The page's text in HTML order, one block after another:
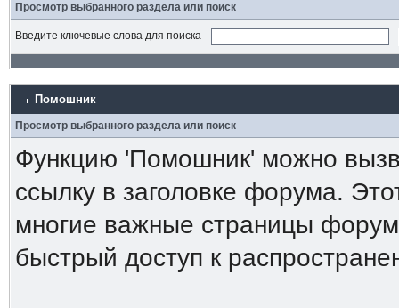
Просмотр выбранного раздела или поиск
Введите ключевые слова для поиска
Помошник
Просмотр выбранного раздела или поиск
Функцию 'Помошник' можно
ссылку в заголовке форума.
многие важные страницы
быстрый доступ к